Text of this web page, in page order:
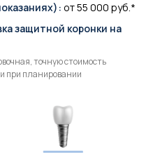
от 55 000 руб.*
защитной коронки на
точную стоимость
при планировании